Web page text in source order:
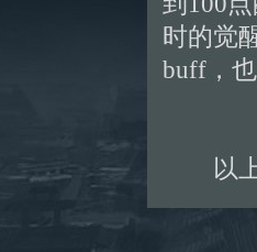
时的觉
buff，
以上